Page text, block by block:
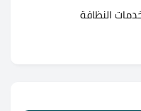
النظافة